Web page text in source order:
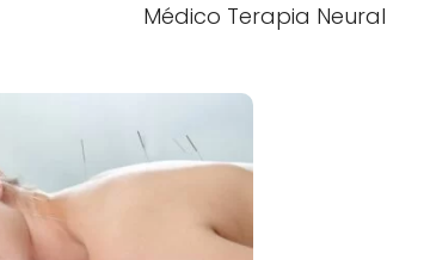
Médico Terapia Neural